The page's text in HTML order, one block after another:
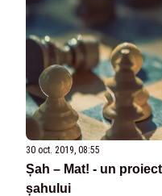
30 oct. 2019, 08:55
Șah – Mat! - un
șahului